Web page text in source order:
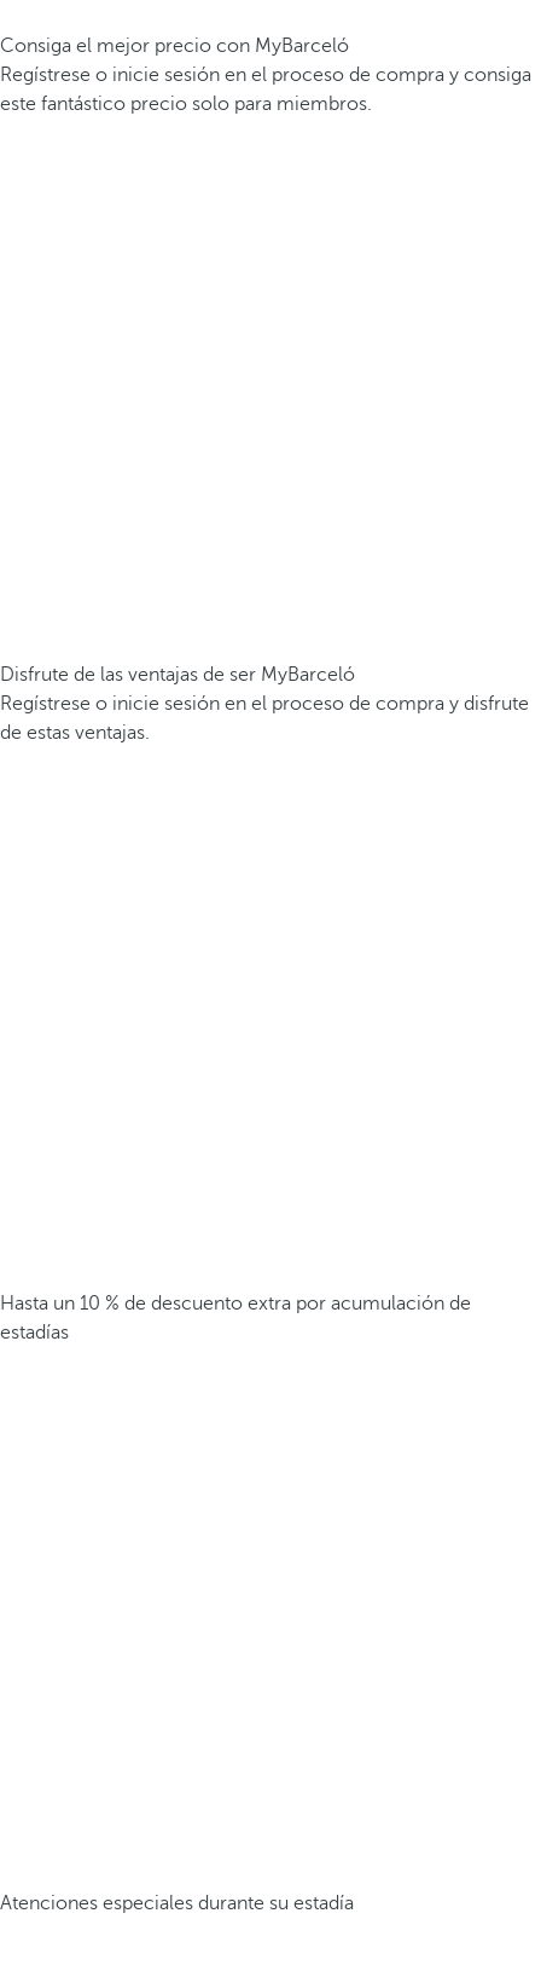
Consiga el mejor precio con MyBarceló
Regístrese o inicie sesión en el proceso de compra y consiga
este fantástico precio solo para miembros.
Disfrute de las ventajas de ser MyBarceló
Regístrese o inicie sesión en el proceso de compra y disfrute
de estas ventajas.
Hasta un 10 % de descuento extra por acumulación de
estadías
Atenciones especiales durante su estadía